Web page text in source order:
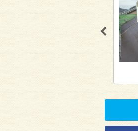
外壁塗装